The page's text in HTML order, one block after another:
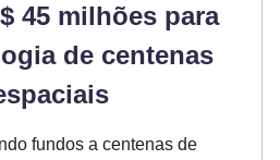
45 milhões para
de centenas
fundos a centenas de